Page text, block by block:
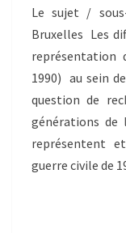
Le sujet /
Bruxelles Les
représentation
1990) au sein
question de
générations de
représentent
guerre civile de